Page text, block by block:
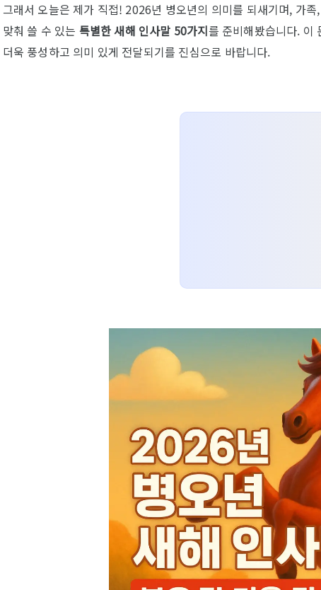
그래서 오늘은 제가 직접! 2026년 병오년의 의미를 되새기며, 가
맞춰 쓸 수 있는 특별한 새해 인사말 50가지를 준비해봤습니다. 이
더욱 풍성하고 의미 있게 전달되기를 진심으로 바랍니다.